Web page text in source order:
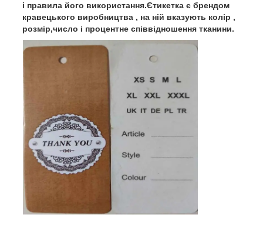
і правила його використання.Єтикетка є брендом
кравецького виробництва , на ній вказують колір ,
розмір,число і процентне співвідношення тканини.